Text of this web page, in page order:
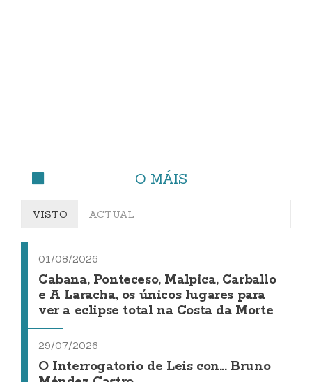
O MÁIS
VISTO ACTUAL
01/08/2026
Cabana, Ponteceso, Malpica, Carballo
e A Laracha, os únicos lugares para
ver a eclipse total na Costa da Morte
29/07/2026
O Interrogatorio de Leis con... Bruno